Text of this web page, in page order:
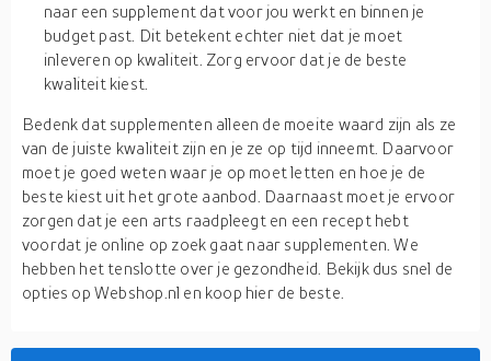
naar een supplement dat voor jou werkt en binnen je
budget past. Dit betekent echter niet dat je moet
inleveren op kwaliteit. Zorg ervoor dat je de beste
kwaliteit kiest.
Bedenk dat supplementen alleen de moeite waard zijn als ze
van de juiste kwaliteit zijn en je ze op tijd inneemt. Daarvoor
moet je goed weten waar je op moet letten en hoe je de
beste kiest uit het grote aanbod. Daarnaast moet je ervoor
zorgen dat je een arts raadpleegt en een recept hebt
voordat je online op zoek gaat naar supplementen. We
hebben het tenslotte over je gezondheid. Bekijk dus snel de
opties op Webshop.nl en koop hier de beste.